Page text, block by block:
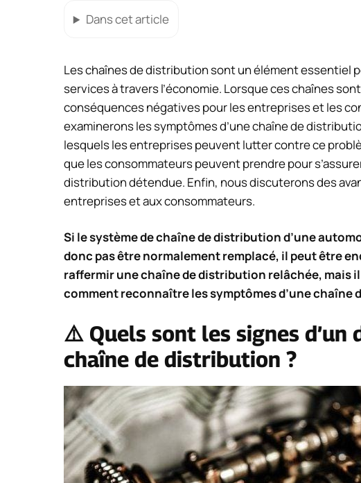
Dans cet article
Les chaînes de distribution sont un élément essentiel
services à travers l’économie. Lorsque ces chaînes
conséquences négatives pour les entreprises et les
examinerons les symptômes d’une chaîne de
lesquels les entreprises peuvent lutter contre ce
que les consommateurs peuvent prendre pour
distribution détendue. Enfin, nous discuterons des
entreprises et aux consommateurs.
Si le système de chaîne de distribution d’une
donc pas être normalement remplacé, il peut être
raffermir une chaîne de distribution relâchée, mais
comment reconnaître les symptômes d’une chaîne
⚠️ Quels sont les signes
chaîne de distribution ?